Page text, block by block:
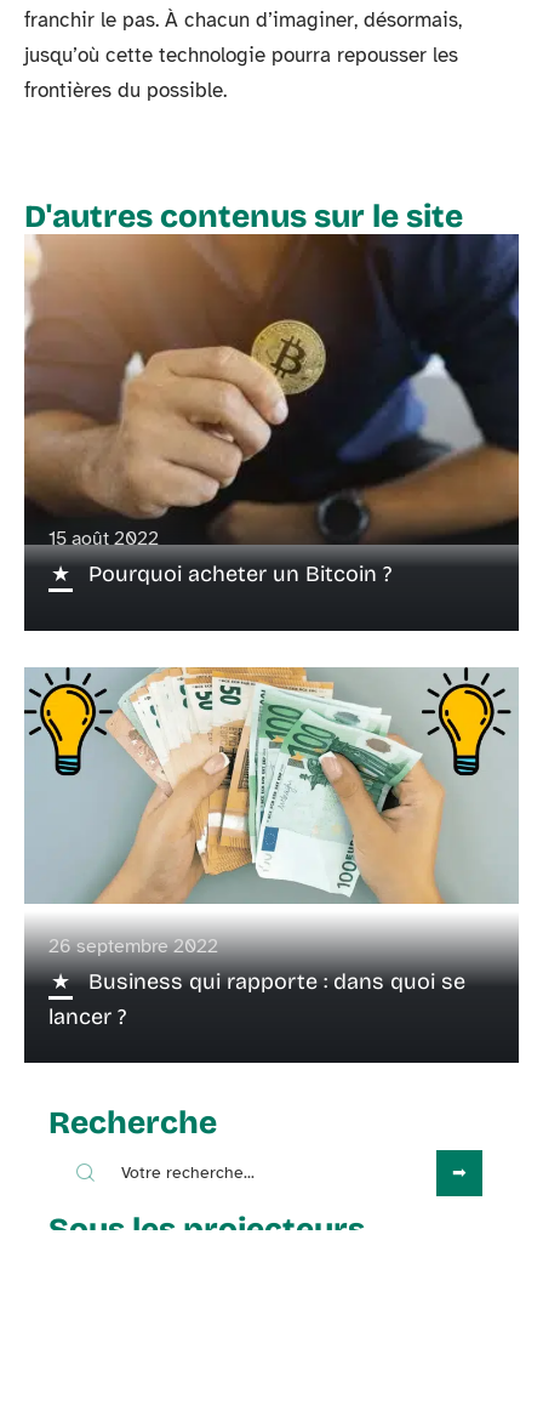
franchir le pas. À chacun d’imaginer, désormais,
jusqu’où cette technologie pourra repousser les
frontières du possible.
D'autres contenus sur le site
15 août 2022
Pourquoi acheter un Bitcoin ?
26 septembre 2022
Business qui rapporte : dans quoi se
lancer ?
Recherche
Sous les projecteurs